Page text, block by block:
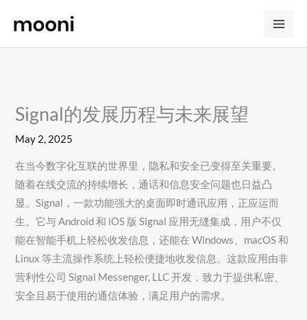
content
Signal的发展历程与未来展望
May 2, 2025
在当今数字化互联的世界里，隐私和安全已变得至关重要。
随着在线交流的持续增长，通话和信息安全问题也日益凸
显。Signal，一款功能强大的桌面即时通讯应用，正应运而
生。它与 Android 和 iOS 版 Signal 应用无缝集成，用户不仅
能在智能手机上轻松收发信息，还能在 Windows、macOS 和
Linux 等主流操作系统上轻松便捷地收发信息。这款应用由非
营利性公司 Signal Messenger, LLC 开发，致力于提供私密、
安全且易于使用的通信体验，满足用户的需求。